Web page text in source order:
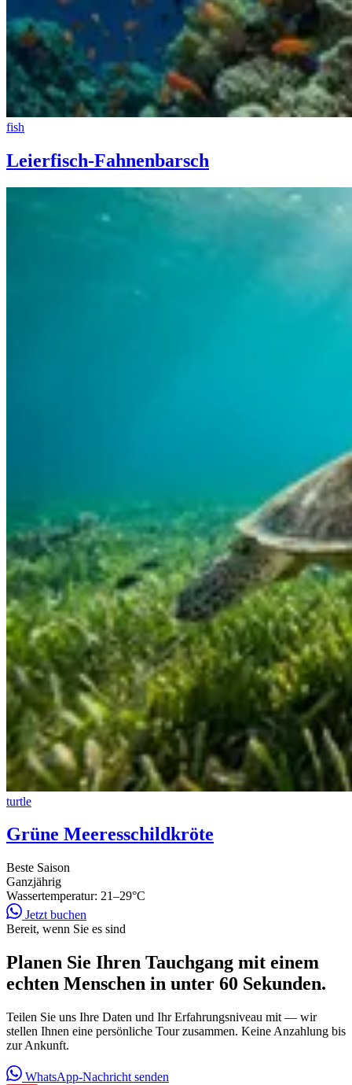
fish
Leierfisch-Fahnenbarsch
turtle
Grüne Meeresschildkröte
Beste Saison
Ganzjährig
Wassertemperatur: 21–29°C
Jetzt buchen
Bereit, wenn Sie es sind
Planen Sie Ihren Tauchgang mit einem
echten Menschen in unter 60 Sekunden.
Teilen Sie uns Ihre Daten und Ihr Erfahrungsniveau mit — wir
stellen Ihnen eine persönliche Tour zusammen. Keine Anzahlung bis
zur Ankunft.
WhatsApp-Nachricht senden